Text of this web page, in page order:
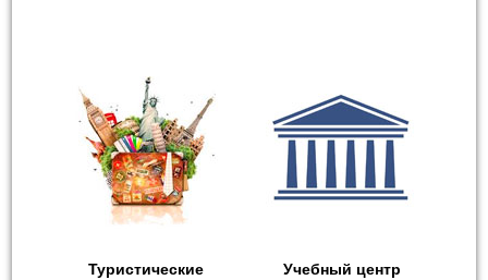
Туристические
Учебный центр